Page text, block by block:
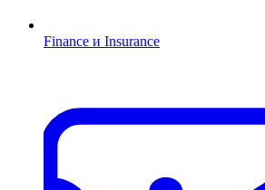
Finance и Insurance